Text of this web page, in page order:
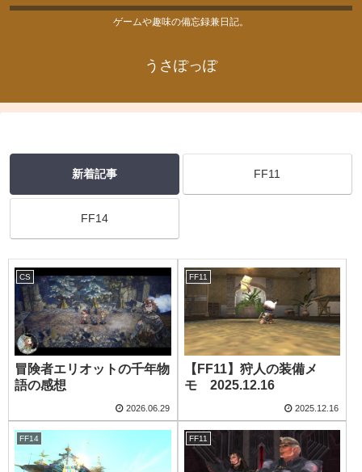
ゲームや趣味の備忘録兼日記。
うさぽっぽ
新着記事 FF11
FF14
CS
冒険者エリオットの千年物
語の感想
2026.06.29
FF11
【FF11】狩人の装備メ
モ 2025.12.16
2025.12.16
FF14 FF11